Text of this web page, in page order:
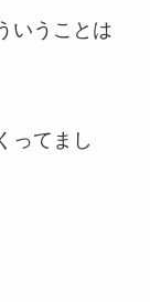
いうことは
ってまし